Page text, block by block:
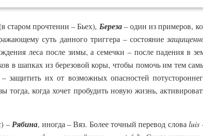
старом прочтении – Бьех), Береза– один из примеров,
суть данного триггера – состояние
леса после зимы, а семечки – после падения в
в шапках из березовой коры, чтобы помочь им тем
защитить их от возможных опасностей
тогда, когда хочет пробудить новую жизнь,
–Рябина, иногда – Вяз. Более точный перевод словаluis